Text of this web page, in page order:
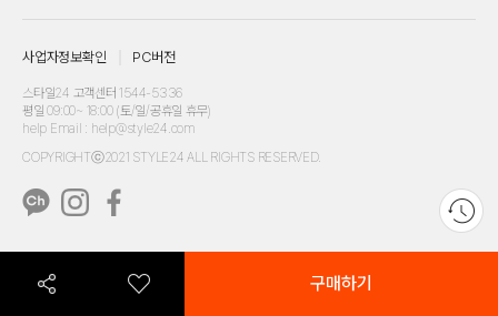
구매하기
주소 : 서울시 강남구 논현로 633, 6층 (논현동, 한세엠케이빌딩)
사업자등록번호 : 116-81-32499
통신판매업신고번호 : 제 2024-서울강남-04239
개인정보보호책임자 : 배기영
고객센터 1544-5336(평일 09:00~ 18:00 토/일/공휴일 휴무)
사업자정보확인 PC버전
스타일24 고객센터 1544-5336
평일 09:00~ 18:00 (토/일/공휴일 휴무)
help Email : help@style24.com
COPYRIGHTⓒ2021 STYLE24 ALL RIGHTS RESERVED.